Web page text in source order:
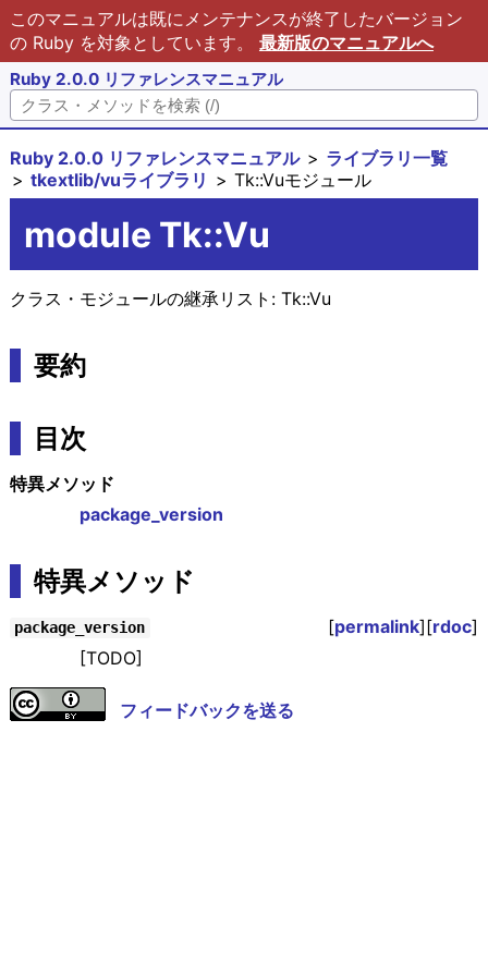
このマニュアルは既にメンテナンスが終了したバージョン
の Ruby を対象としています。 最新版のマニュアルへ
Ruby 2.0.0 リファレンスマニュアル
Ruby 2.0.0 リファレンスマニュアル
ライブラリ一覧
tkextlib/vuライブラリ
Tk::Vuモジュール
module Tk::Vu
クラス・モジュールの継承リスト: Tk::Vu
要約
目次
特異メソッド
package_version
特異メソッド
package_version [permalink][rdoc]
[TODO]
フィードバックを送る